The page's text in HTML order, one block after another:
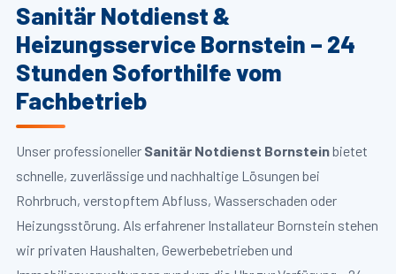
Sanitär Notdienst &
Heizungsservice Bornstein – 24
Stunden Soforthilfe vom
Fachbetrieb
Unser professioneller Sanitär Notdienst Bornsteinbietet
schnelle, zuverlässige und nachhaltige Lösungen bei
Rohrbruch, verstopftem Abfluss, Wasserschaden oder
Heizungsstörung. Als erfahrener Installateur Bornstein stehen
wir privaten Haushalten, Gewerbebetrieben und